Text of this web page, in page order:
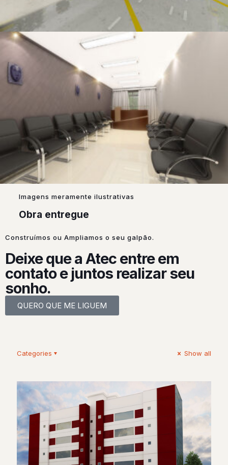
Imagens meramente ilustrativas
Obra entregue
Construímos ou Ampliamos o seu galpão.
Deixe que a Atec entre em
contato e juntos realizar seu
sonho.
QUERO QUE ME LIGUEM
Categories Show all